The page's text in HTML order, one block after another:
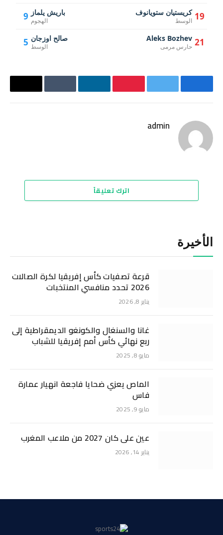
9 باريش يلماز
الهجوم
5 صالح اوزجان
الوسط
19 كريستيان ستويانوف
الوسط
21
Aleks Bozhev
حارس مرمى
فيسبوك تويتر بينتيريستلينكدإن Tumblr البريد
admin
اترك تعليقاً
الأخيرة
قرعة تصفيات كأس إفريقيا لكرة الصالات
2026 تحدد منافسي المنتخبات
يناير 8, 2026
غانا والسنغال والكونغو الديمقراطية إلى
ربع نهائي كأس أمم إفريقيا للشباب
مايو 8, 2025
الماص يعزي ضحايا فاجعة انهيار عمارة
فاس
مايو 9, 2025
عين على كان 2027 من ملاعب المغرب
يناير 14, 2026